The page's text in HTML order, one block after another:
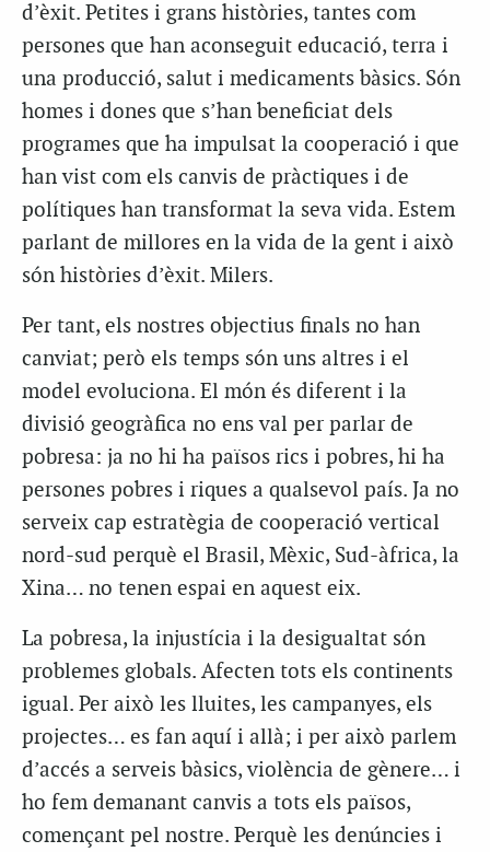
d’èxit. Petites i grans històries, tantes com
persones que han aconseguit educació, terra i
una producció, salut i medicaments bàsics. Són
homes i dones que s’han beneficiat dels
programes que ha impulsat la cooperació i que
han vist com els canvis de pràctiques i de
polítiques han transformat la seva vida. Estem
parlant de millores en la vida de la gent i això
són històries d’èxit. Milers.
Per tant, els nostres objectius finals no han
canviat; però els temps són uns altres i el
model evoluciona. El món és diferent i la
divisió geogràfica no ens val per parlar de
pobresa: ja no hi ha països rics i pobres, hi ha
persones pobres i riques a qualsevol país. Ja no
serveix cap estratègia de cooperació vertical
nord-sud perquè el Brasil, Mèxic, Sud-àfrica, la
Xina… no tenen espai en aquest eix.
La pobresa, la injustícia i la desigualtat són
problemes globals. Afecten tots els continents
igual. Per això les lluites, les campanyes, els
projectes… es fan aquí i allà; i per això parlem
d’accés a serveis bàsics, violència de gènere… i
ho fem demanant canvis a tots els països,
començant pel nostre. Perquè les denúncies i